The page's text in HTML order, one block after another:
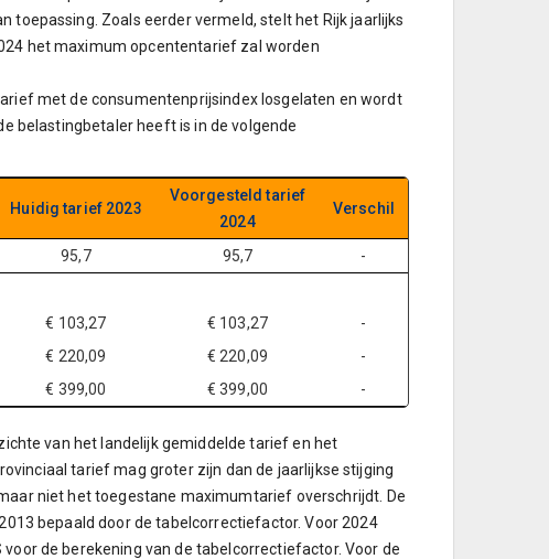
Zoals eerder vermeld, stelt het Rijk jaarlijks
het maximum opcententarief zal worden
met de consumentenprijsindex losgelaten en wordt
belastingbetaler heeft is in de volgende
Huidig tarief 2023
Voorgesteld tarief
2024
Verschil
95,7 95,7
-
€ 103,27 € 103,27
-
€ 220,09 € 220,09
-
€ 399,00 € 399,00 -
van het landelijk gemiddelde tarief en het
tarief mag groter zijn dan de jaarlijkse stijging
niet het toegestane maximumtarief overschrijdt. De
bepaald door de tabelcorrectiefactor. Voor 2024
de berekening van de tabelcorrectiefactor. Voor de